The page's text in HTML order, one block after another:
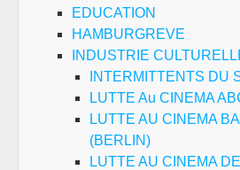
EDUCATION
HAMBURGREVE
INDUSTRIE
INTERMITTENTS DU
LUTTE Au CINEMA
LUTTE AU CINEMA
(BERLIN)
LUTTE AU CINEMA